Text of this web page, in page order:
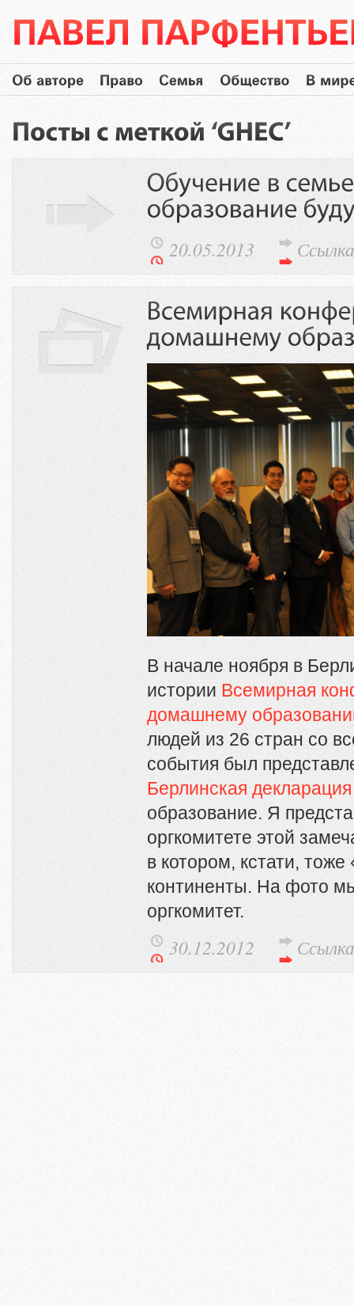
20.05.2013 Ссылка
В начале ноября в
истории Всемирная
домашнему
людей из 26 стран со
события был
Берлинская декларация
образование. Я
оргкомитете этой
в котором, кстати, тоже
континенты. На фото
оргкомитет.
30.12.2012 Ссылка